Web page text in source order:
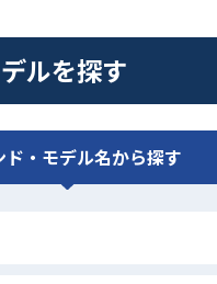
ルを探す
ド・モデル名から探す